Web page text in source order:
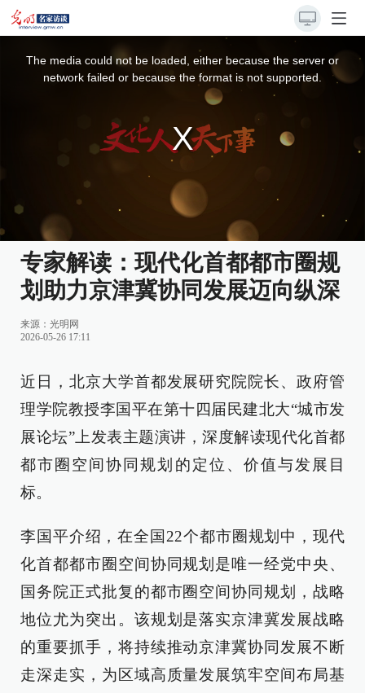
The media could not be loaded, either because the server or
network failed or because the format is not supported.
专家解读：现代化首都都市圈规
划助力京津冀协同发展迈向纵深
来源： 光明网
2026-05-26 17:11
近日，北京大学首都发展研究院院长、政府管
理学院教授李国平在第十四届民建北大“城市发
展论坛”上发表主题演讲，深度解读现代化首都
都市圈空间协同规划的定位、价值与发展目
标。
李国平介绍，在全国22个都市圈规划中，现代
化首都都市圈空间协同规划是唯一经党中央、
国务院正式批复的都市圈空间协同规划，战略
地位尤为突出。该规划是落实京津冀发展战略
的重要抓手，将持续推动京津冀协同发展不断
走深走实，为区域高质量发展筑牢空间布局基